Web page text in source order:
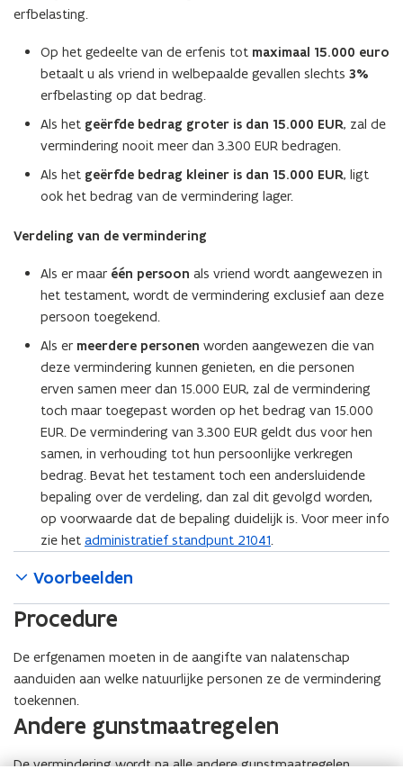
erfbelasting.
Op het gedeelte van de erfenis tot maximaal 15.000 euro
betaalt u als vriend in welbepaalde gevallen slechts 3%
erfbelasting op dat bedrag.
Als het geërfde bedrag groter is dan 15.000 EUR, zal de
vermindering nooit meer dan 3.300 EUR bedragen.
Als het geërfde bedrag kleiner is dan 15.000 EUR, ligt
ook het bedrag van de vermindering lager.
Verdeling van de vermindering
Als er maar één persoon als vriend wordt aangewezen in
het testament, wordt de vermindering exclusief aan deze
persoon toegekend.
Als er meerdere personen worden aangewezen die van
deze vermindering kunnen genieten, en die personen
erven samen meer dan 15.000 EUR, zal de vermindering
toch maar toegepast worden op het bedrag van 15.000
EUR. De vermindering van 3.300 EUR geldt dus voor hen
samen, in verhouding tot hun persoonlijke verkregen
bedrag. Bevat het testament toch een andersluidende
bepaling over de verdeling, dan zal dit gevolgd worden,
op voorwaarde dat de bepaling duidelijk is. Voor meer info
zie het administratief standpunt 21041.
Voorbeelden
Procedure
De erfgenamen moeten in de aangifte van nalatenschap
aanduiden aan welke natuurlijke personen ze de vermindering
toekennen.
Andere gunstmaatregelen
De vermindering wordt na alle andere gunstmaatregelen